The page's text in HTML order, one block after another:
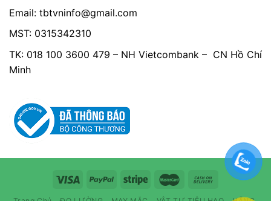
Email: tbtvninfo@gmail.com
MST: 0315342310
TK: 018 100 3600 479 – NH Vietcombank – CN Hồ Chí
Minh